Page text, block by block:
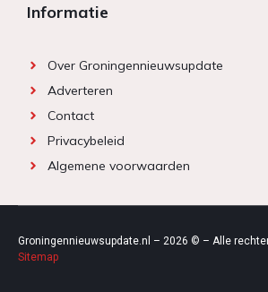
Informatie
Over Groningennieuwsupdate
Adverteren
Contact
Privacybeleid
Algemene voorwaarden
Groningennieuwsupdate.nl – 2026 © – Alle
Sitemap